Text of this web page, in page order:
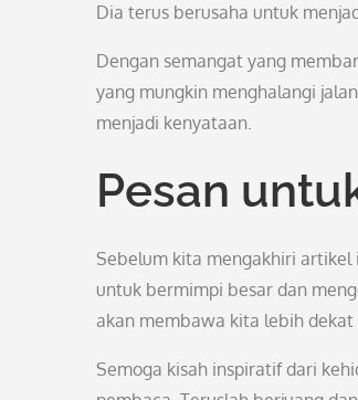
Dia terus berusaha untuk
Dengan semangat yang
yang mungkin menghalangi
menjadi kenyataan.
Pesan
Sebelum kita mengakhiri artikel
untuk bermimpi besar dan
akan membawa kita lebih dekat
Semoga kisah inspiratif dari